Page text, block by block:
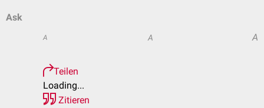
Ask
A A A
Teilen
Loading...
Zitieren